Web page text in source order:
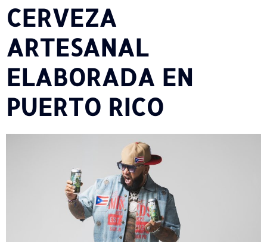
CERVEZA
ARTESANAL
ELABORADA EN
PUERTO RICO